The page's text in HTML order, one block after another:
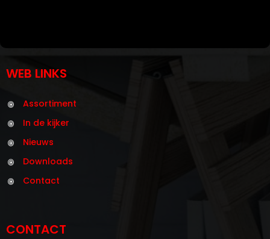
WEB LINKS
Assortiment
In de kijker
Nieuws
Downloads
Contact
CONTACT